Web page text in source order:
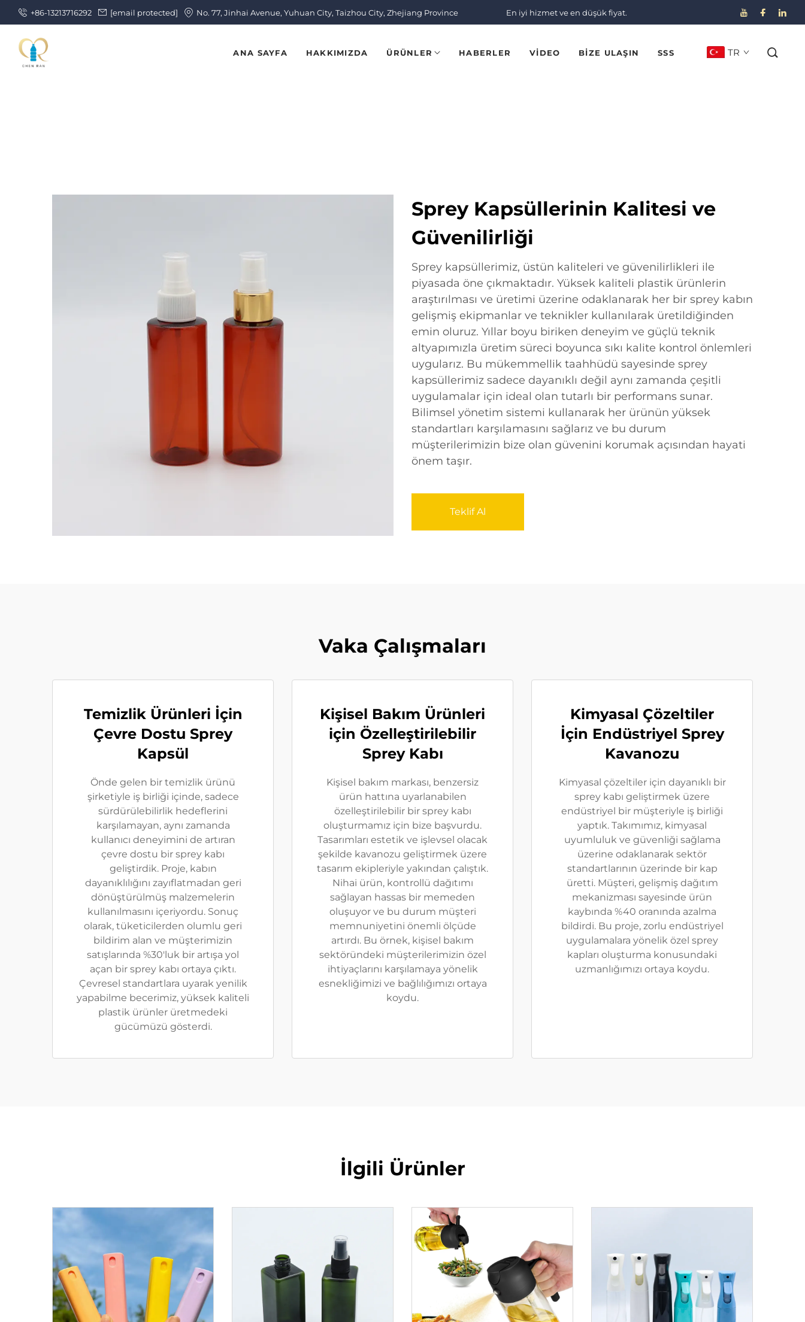
+86-13213716292 [email protected] No. 77, Jinhai Avenue, Yuhuan City, Taizhou City, Zhejiang Province En iyi hizmet ve en düşük fiyat.
ANA SAYFA HAKKIMIZDA ÜRÜNLER HABERLER VIDEO BIZE ULAŞIN SSS TR
Sprey Kapsüllerinin Kalitesi ve
Güvenilirliği
Sprey kapsüllerimiz, üstün kaliteleri ve güvenilirlikleri ile
piyasada öne çıkmaktadır. Yüksek kaliteli plastik ürünlerin
araştırılması ve üretimi üzerine odaklanarak her bir sprey kabın
gelişmiş ekipmanlar ve teknikler kullanılarak üretildiğinden
emin oluruz. Yıllar boyu biriken deneyim ve güçlü teknik
altyapımızla üretim süreci boyunca sıkı kalite kontrol önlemleri
uygularız. Bu mükemmellik taahhüdü sayesinde sprey
kapsüllerimiz sadece dayanıklı değil aynı zamanda çeşitli
uygulamalar için ideal olan tutarlı bir performans sunar.
Bilimsel yönetim sistemi kullanarak her ürünün yüksek
standartları karşılamasını sağlarız ve bu durum
müşterilerimizin bize olan güvenini korumak açısından hayati
önem taşır.
Teklif Al
Vaka Çalışmaları
Temizlik Ürünleri İçin
Çevre Dostu Sprey
Kapsül
Önde gelen bir temizlik ürünü
şirketiyle iş birliği içinde, sadece
sürdürülebilirlik hedeflerini
karşılamayan, aynı zamanda
kullanıcı deneyimini de artıran
çevre dostu bir sprey kabı
geliştirdik. Proje, kabın
dayanıklılığını zayıflatmadan geri
dönüştürülmüş malzemelerin
kullanılmasını içeriyordu. Sonuç
olarak, tüketicilerden olumlu geri
bildirim alan ve müşterimizin
satışlarında %30'luk bir artışa yol
açan bir sprey kabı ortaya çıktı.
Çevresel standartlara uyarak yenilik
yapabilme becerimiz, yüksek kaliteli
plastik ürünler üretmedeki
gücümüzü gösterdi.
Kişisel Bakım Ürünleri
için Özelleştirilebilir
Sprey Kabı
Kişisel bakım markası, benzersiz
ürün hattına uyarlanabilen
özelleştirilebilir bir sprey kabı
oluşturmamız için bize başvurdu.
Tasarımları estetik ve işlevsel olacak
şekilde kavanozu geliştirmek üzere
tasarım ekipleriyle yakından çalıştık.
Nihai ürün, kontrollü dağıtımı
sağlayan hassas bir memeden
oluşuyor ve bu durum müşteri
memnuniyetini önemli ölçüde
artırdı. Bu örnek, kişisel bakım
sektöründeki müşterilerimizin özel
ihtiyaçlarını karşılamaya yönelik
esnekliğimizi ve bağlılığımızı ortaya
koydu.
Kimyasal Çözeltiler
İçin Endüstriyel Sprey
Kavanozu
Kimyasal çözeltiler için dayanıklı bir
sprey kabı geliştirmek üzere
endüstriyel bir müşteriyle iş birliği
yaptık. Takımımız, kimyasal
uyumluluk ve güvenliği sağlama
üzerine odaklanarak sektör
standartlarının üzerinde bir kap
üretti. Müşteri, gelişmiş dağıtım
mekanizması sayesinde ürün
kaybında %40 oranında azalma
bildirdi. Bu proje, zorlu endüstriyel
uygulamalara yönelik özel sprey
kapları oluşturma konusundaki
uzmanlığımızı ortaya koydu.
İlgili Ürünler